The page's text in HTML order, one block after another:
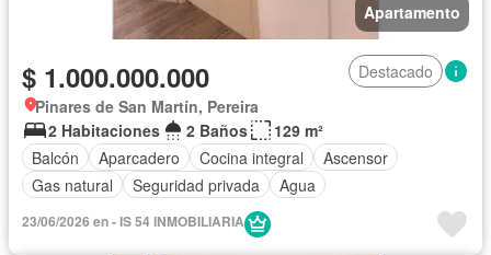
Apartamento
$ 1.000.000.000
Destacado
Pinares de San Martín, Pereira
2 Habitaciones
2 Baños
129 m²
Balcón
Aparcadero Cocina integral
Ascensor
Gas natural
Seguridad privada Agua
23/06/2026 en - IS 54 INMOBILIARIA